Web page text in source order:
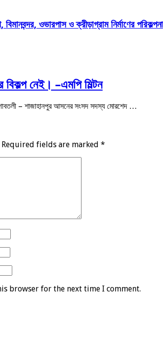
ওভারপাস ও ক্রীড়াগ্রাম নির্মাণের পরিকল্পনা
নেই। –এমপি মিল্টন
– শাজাহানপুর আসনের সংসদ সদস্য মোরশেদ …
Required fields are marked *
browser for the next time I comment.